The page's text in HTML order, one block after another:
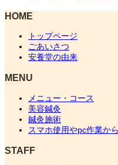
HOME
トップページ
ごあいさつ
安養堂の由来
MENU
メニュー・コース
美容鍼灸
鍼灸施術
スマホ使用やpc作業か
STAFF